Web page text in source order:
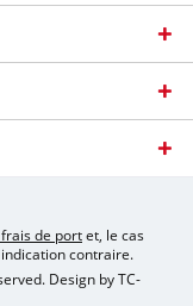
de portet, le cas
contraire.
Design byTC-